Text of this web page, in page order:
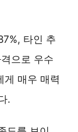
타인 추
으로 우수
게 매우 매력
.